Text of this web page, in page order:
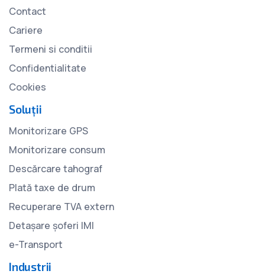
Contact
Cariere
Termeni si conditii
Confidentialitate
Cookies
Soluții
Monitorizare GPS
Monitorizare consum
Descărcare tahograf
Plată taxe de drum
Recuperare TVA extern
Detașare șoferi IMI
e-Transport
Industrii